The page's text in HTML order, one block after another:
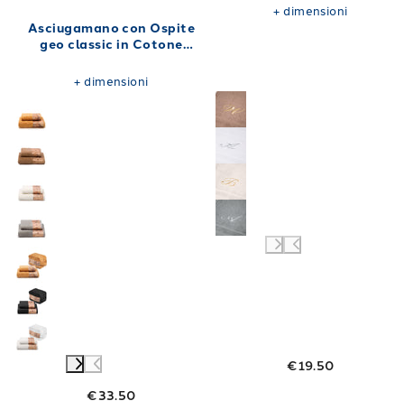
Asciugamano con Ospite
geo classic in Cotone
€33.50
+dimensioni
€19.50
+dimensioni